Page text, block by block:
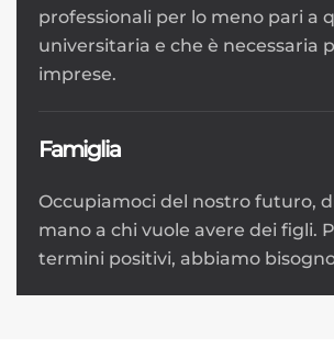
professionali per lo meno pari a
universitaria e che è necessaria
imprese.
Famiglia
Occupiamoci del nostro futuro,
mano a chi vuole avere dei figli.
termini positivi, abbiamo